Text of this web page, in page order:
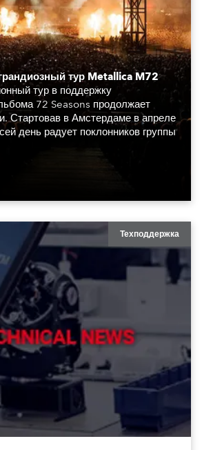
тур Metallica M72
тур в поддержку
72 Seasons продолжает
Стартовав в Амстердаме в апреле
день радует поклонников группы
Техподдержка